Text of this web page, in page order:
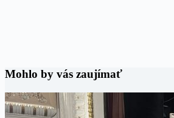
Mohlo by vás zaujímať